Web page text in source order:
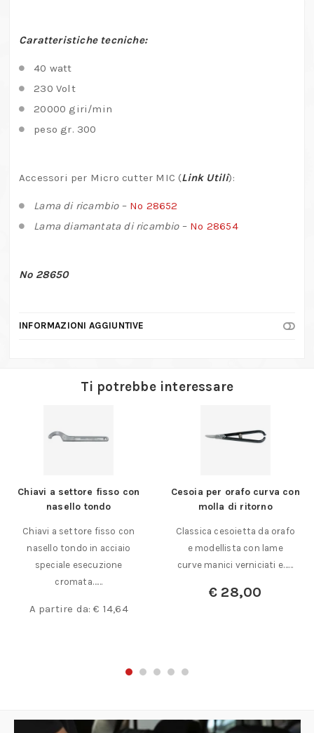
Caratteristiche tecniche:
40 watt
230 Volt
20000 giri/min
peso gr. 300
Accessori per Micro cutter MIC (Link Utili):
Lama di ricambio– No 28652
Lama diamantata di ricambio– No 28654
No 28650
INFORMAZIONI AGGIUNTIVE
Ti potrebbe interessare
Chiavi a settore fisso con
nasello tondo
Chiavi a settore fisso con
nasello tondo in acciaio
speciale esecuzione
cromata……
A partire da:€ 14,64
Cesoia per orafo curva con
molla di ritorno
Classica cesoietta da orafo
e modellista con lame
curve manici verniciati e……
€ 28,00